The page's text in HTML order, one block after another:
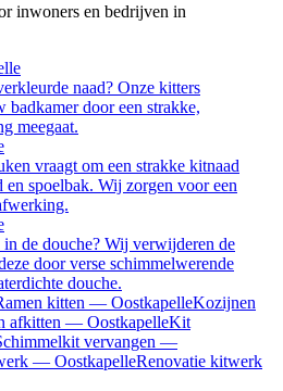
inwoners en bedrijven in
naad? Onze kitters
door een strakke,
meegaat.
vraagt om een strakke kitnaad
en spoelbak. Wij zorgen voor een
de douche? Wij verwijderen de
door verse schimmelwerende
douche.
kitten — OostkapelleKozijnen
afkitten — OostkapelleKit
vervangen —
— OostkapelleRenovatie kitwerk